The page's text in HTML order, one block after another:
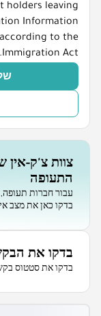
holders leaving
Information
to the
Immigration Act.
צוות צ'ק-אין
התעופה
עבור חברות תעופה,
בדקו כאן את מצב
בדקו את
בדקו את סטטוס